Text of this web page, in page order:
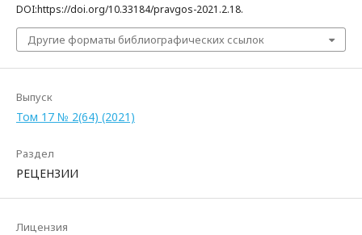
DOI:https://doi.org/10.33184/pravgos-2021.2.18.
Другие форматы библиографических ссылок
Выпуск
Том 17 № 2(64) (2021)
Раздел
РЕЦЕНЗИИ
Лицензия